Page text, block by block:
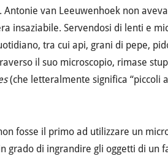
Antonie van Leeuwenhoek non
insaziabile. Servendosi di lenti e
tra cui api, grani di pepe,
il suo microscopio, rimase
(che letteralmente significa “piccoli
fosse il primo ad utilizzare un
grado di ingrandire gli oggetti di un